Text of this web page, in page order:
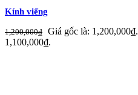
Kính viếng
1,200,000₫ Giá gốc là: 1,200,000₫.
1,100,000₫.